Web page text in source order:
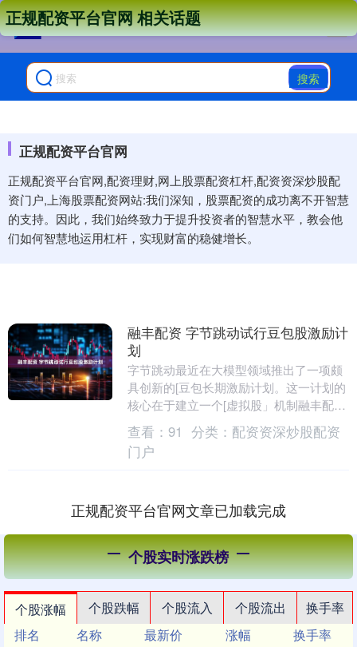
搜索
正规配资平台官网
正规配资平台官网,配资理财,网上股票配资杠杆,配资资深炒股配
资门户,上海股票配资网站:我们深知，股票配资的成功离不开智慧
的支持。因此，我们始终致力于提升投资者的智慧水平，教会他
们如何智慧地运用杠杆，实现财富的稳健增长。
正规配资平台官网 相关话题
融丰配资 字节跳动试行豆包股激励计
划
字节跳动最近在大模型领域推出了一项颇
具创新的[豆包长期激励计划。这一计划的
核心在于建立一个[虚拟股」机制融丰配
资，旨在通过授予员工豆包股和类似字节
期权的回购机制....
查看： 91 分类： 配资资深炒股配资
门户
正规配资平台官网文章已加载完成
个股实时涨跌榜
个股涨幅 个股跌幅 个股流入 个股流出
换手率
排名
名称 最新价 涨幅
换手率